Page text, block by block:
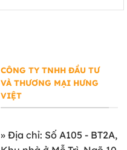
CÔNG TY TNHH ĐẦU TƯ
VÀ THƯƠNG MẠI HƯNG
VIỆT
» Địa chỉ: Số A105 - BT2A,